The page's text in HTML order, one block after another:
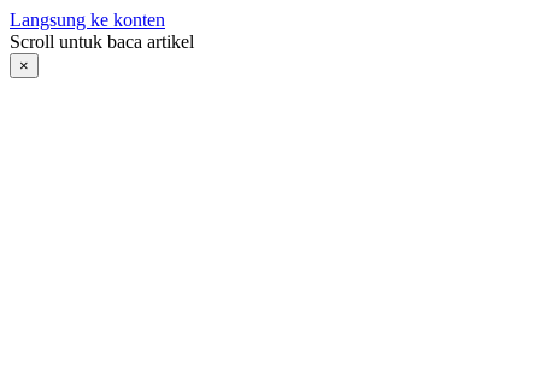
Langsung ke konten
Scroll untuk baca artikel
×